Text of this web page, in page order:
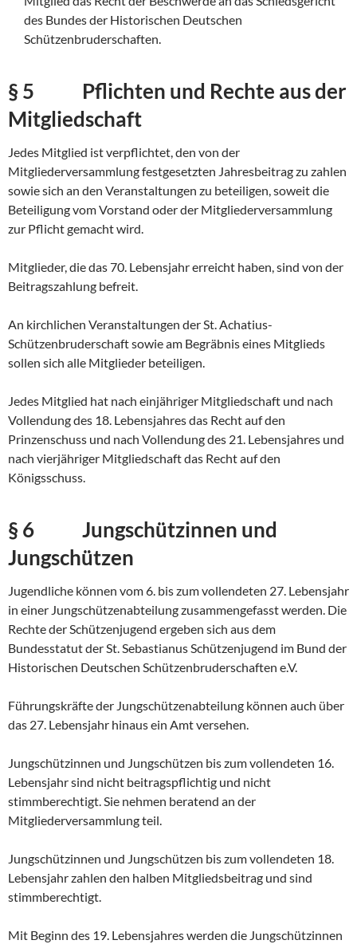
des Bundes der Historischen Deutschen
Schützenbruderschaften.
§ 5 Pflichten und Rechte aus der
Mitgliedschaft
Jedes Mitglied ist verpflichtet, den von der
Mitgliederversammlung festgesetzten Jahresbeitrag zu zahlen
sowie sich an den Veranstaltungen zu beteiligen, soweit die
Beteiligung vom Vorstand oder der Mitgliederversammlung
zur Pflicht gemacht wird.
Mitglieder, die das 70. Lebensjahr erreicht haben, sind von der
Beitragszahlung befreit.
An kirchlichen Veranstaltungen der St. Achatius-
Schützenbruderschaft sowie am Begräbnis eines Mitglieds
sollen sich alle Mitglieder beteiligen.
Jedes Mitglied hat nach einjähriger Mitgliedschaft und nach
Vollendung des 18. Lebensjahres das Recht auf den
Prinzenschuss und nach Vollendung des 21. Lebensjahres und
nach vierjähriger Mitgliedschaft das Recht auf den
Königsschuss.
§ 6 Jungschützinnen und
Jungschützen
Jugendliche können vom 6. bis zum vollendeten 27. Lebensjahr
in einer Jungschützen­abteilung zusammengefasst werden. Die
Rechte der Schützenjugend ergeben sich aus dem
Bundesstatut der St. Sebastianus Schützenjugend im Bund der
Historischen Deutschen Schützenbruderschaften e.V.
Führungskräfte der Jungschützenabteilung können auch über
das 27. Lebensjahr hinaus ein Amt versehen.
Jungschützinnen und Jungschützen bis zum vollendeten 16.
Lebensjahr sind nicht beitragspflichtig und nicht
stimmberechtigt. Sie nehmen beratend an der
Mitgliederversammlung teil.
Jungschützinnen und Jungschützen bis zum vollendeten 18.
Lebensjahr zahlen den halben Mitgliedsbeitrag und sind
stimmberechtigt.
Mit Beginn des 19. Lebensjahres werden die Jungschützinnen